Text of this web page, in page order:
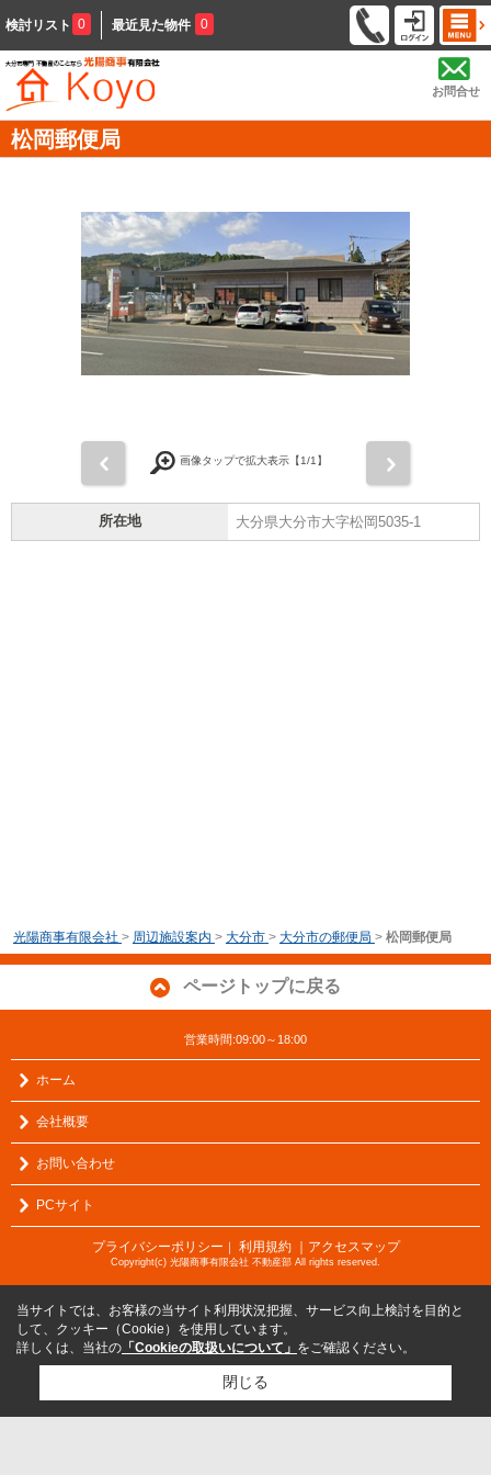
検討リスト 0 最近見た物件 0
お問合せ
松岡郵便局
画像タップで拡大表示【1/1】
所在地 大分県大分市大字松岡5035-1
光陽商事有限会社 > 周辺施設案内 > 大分市 > 大分市の郵便局 > 松岡郵便局
ページトップに戻る
営業時間:09:00～18:00
ホーム
会社概要
お問い合わせ
PCサイト
プライバシーポリシー ｜ 利用規約 ｜アクセスマップ
Copyright(c) 光陽商事有限会社 不動産部 All rights reserved.
当サイトでは、お客様の当サイト利用状況把握、サービス向上検討を目的と
して、クッキー（Cookie）を使用しています。
詳しくは、当社の 「Cookieの取扱いについて」 をご確認ください。
閉じる